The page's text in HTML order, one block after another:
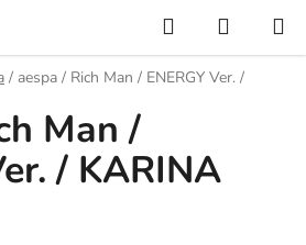
Hľadať
KOŠÍK
/ aespa / Rich Man / ENERGY Ver. /
Man /
/ KARINA